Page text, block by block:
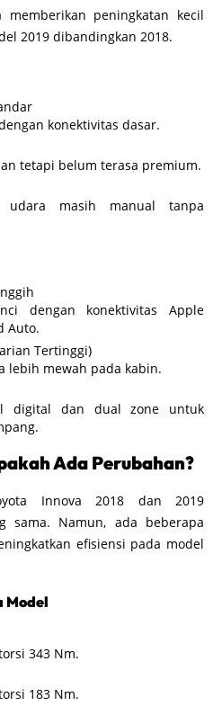
peningkatan kecil
2019 dibandingkan 2018.
konektivitas dasar.
tetapi belum terasa premium.
udara masih manual tanpa
dengan konektivitas Apple
Auto.
Tertinggi)
lebih mewah pada kabin.
digital dan dual zone untuk
Ada Perubahan?
Innova 2018 dan 2019
sama. Namun, ada beberapa
efisiensi pada model
Model
343 Nm.
183 Nm.